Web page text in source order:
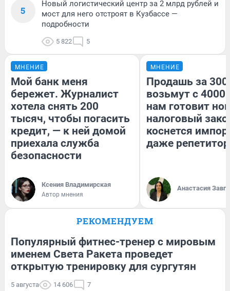
5
Новый логистический центр за 2 млрд рублей и
мост для него отстроят в Кузбассе —
подробности
5 822 5
МНЕНИЕ
Мой банк меня
бережет. Журналист
хотела снять 200
тысяч, чтобы погасить
кредит, — к ней домой
приехала служба
безопасности
Ксения Владимирская
Автор мнения
МНЕНИЕ
Продашь за
возьмут с
нам готовит
налоговый
коснется
даже
Анастасия
РЕКОМЕНДУЕМ
Популярный фитнес-тренер с мировым
именем Света Ракета проведет
открытую тренировку для сургутян
5 августа 14 606 7